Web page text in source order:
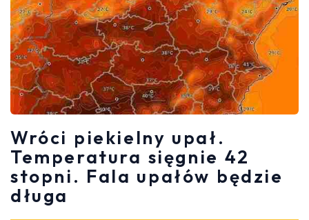
Wróci piekielny upał.
Temperatura sięgnie 42
stopni. Fala upałów będzie
długa